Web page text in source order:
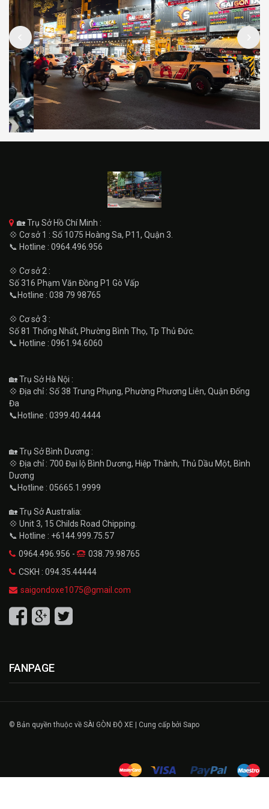
🏡 Trụ Sở Hồ Chí Minh :
💠 Cơ sở 1 : Số 1075 Hoàng Sa, P11, Quận 3.
📞 Hotline : 0964.496.956
💠 Cơ sở 2 :
Số 316 Phạm Văn Đồng P1 Gò Vấp
📞Hotline : 038 79 98765
💠 Cơ sở 3 :
Số 81 Thống Nhất, Phường Bình Thọ, Tp Thủ Đức.
📞 Hotline : 0961.94.6060
🏡 Trụ Sở Hà Nội :
💠 Địa chỉ : Số 38 Trung Phụng, Phường Phương Liên, Quận Đống
Đa
📞Hotline : 0399.40.4444
🏡 Trụ Sở Bình Dương :
💠 Địa chỉ : 700 Đại lộ Bình Dương, Hiệp Thành, Thủ Dầu Một, Bình
Dương
📞Hotline : 05665.1.9999
🏡 Trụ Sở Australia:
💠 Unit 3, 15 Childs Road Chipping.
📞 Hotline : +6144.999.75.57
0964.496.956 -
038.79.98765
CSKH : 094.35.44444
saigondoxe1075@gmail.com
FANPAGE
© Bản quyền thuộc về SÀI GÒN ĐỘ XE | Cung cấp bởi Sapo